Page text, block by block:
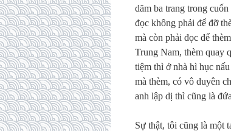
dăm ba trang trong
đọc không phải để đỡ
mà còn phải đọc để
Trung Nam, thèm quay
tiệm thì ở nhà hì hục
mà thèm, có vô duyên
anh lập dị thì cũng là
Sự thật, tôi cũng là một